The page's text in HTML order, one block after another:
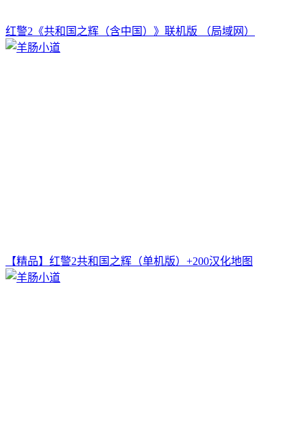
红警2《共和国之辉（含中国）》联机版 （局域网）
【精品】红警2共和国之辉（单机版）+200汉化地图